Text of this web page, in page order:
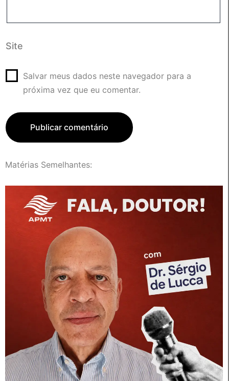
Site
Salvar meus dados neste navegador para a
próxima vez que eu comentar.
Matérias Semelhantes: